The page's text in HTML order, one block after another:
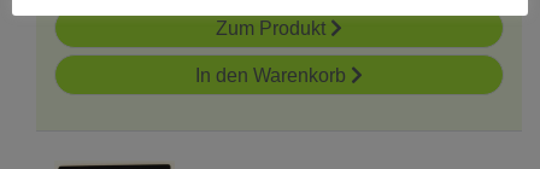
Zum Produkt
In den Warenkorb